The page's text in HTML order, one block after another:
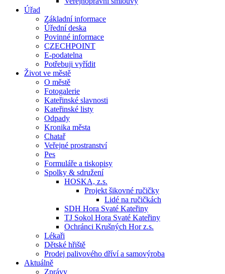
Úřad
Základní informace
Úřední deska
Povinné informace
CZECHPOINT
E-podatelna
Potřebuji vyřídit
Život ve městě
O městě
Fotogalerie
Kateřinské slavnosti
Kateřinské listy
Odpady
Kronika města
Chatař
Veřejné prostranství
Pes
Formuláře a tiskopisy
Spolky & sdružení
HOSKA, z.s.
Projekt šikovné ručičky
Lidé na ručičkách
SDH Hora Svaté Kateřiny
TJ Sokol Hora Svaté Kateřiny
Ochránci Krušných Hor z.s.
Lékaři
Dětské hřiště
Prodej palivového dříví a samovýroba
Aktuálně
Zprávy